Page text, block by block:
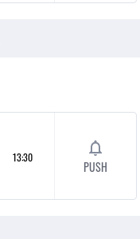
13:30
PUSH